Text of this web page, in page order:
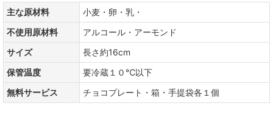
主な原材料
小麦・卵・乳・
不使用原材料
アルコール・アーモンド
サイズ
長さ約16cm
保管温度
要冷蔵１０℃以下
無料サービス
チョコプレート・箱・手提袋各１個